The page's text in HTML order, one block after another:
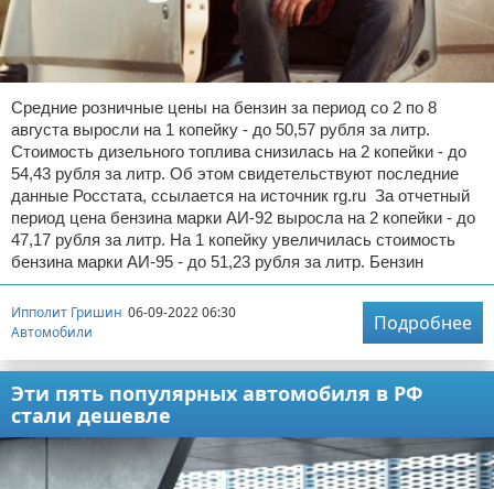
Средние розничные цены на бензин за период со 2 по 8
августа выросли на 1 копейку - до 50,57 рубля за литр.
Стоимость дизельного топлива снизилась на 2 копейки - до
54,43 рубля за литр. Об этом свидетельствуют последние
данные Росстата, ссылается на источник rg.ru За отчетный
период цена бензина марки АИ-92 выросла на 2 копейки - до
47,17 рубля за литр. На 1 копейку увеличилась стоимость
бензина марки АИ-95 - до 51,23 рубля за литр. Бензин
Ипполит Гришин 06-09-2022 06:30
Автомобили
Подробнее
Эти пять популярных автомобиля в РФ
стали дешевле